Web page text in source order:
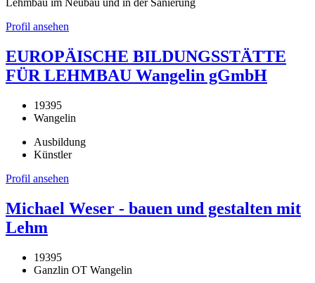
Lehmbau im Neubau und in der Sanierung
Profil ansehen
EUROPÄISCHE BILDUNGSSTÄTTE
FÜR LEHMBAU Wangelin gGmbH
19395
Wangelin
Ausbildung
Künstler
Profil ansehen
Michael Weser - bauen und gestalten mit
Lehm
19395
Ganzlin OT Wangelin